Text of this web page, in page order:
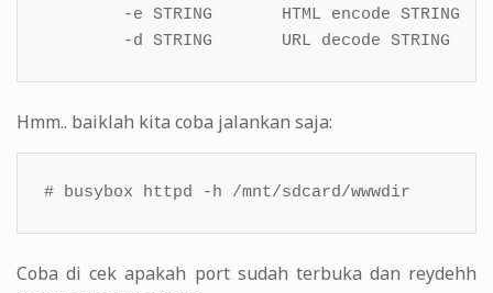
        -e STRING       HTML encode STRING
        -d STRING       URL decode STRING
Hmm.. baiklah kita coba jalankan saja:
# busybox httpd -h /mnt/sdcard/wwwdir
Coba di cek apakah port sudah terbuka dan reydehh